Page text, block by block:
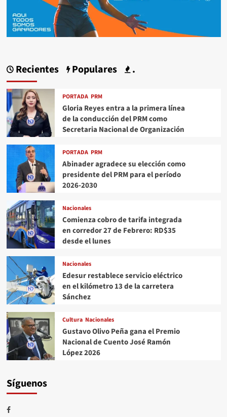
Recientes Populares .
PORTADA PRM
Gloria Reyes entra a la primera línea
de la conducción del PRM como
Secretaria Nacional de Organización
PORTADA PRM
Abinader agradece su elección como
presidente del PRM para el período
2026-2030
Nacionales
Comienza cobro de tarifa integrada
en corredor 27 de Febrero: RD$35
desde el lunes
Nacionales
Edesur restablece servicio eléctrico
en el kilómetro 13 de la carretera
Sánchez
Cultura Nacionales
Gustavo Olivo Peña gana el Premio
Nacional de Cuento José Ramón
López 2026
Síguenos